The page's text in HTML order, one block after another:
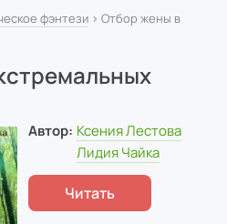
фэнтези › Отбор жены в
Автор: Ксения Лестова
Лидия Чайка
Читать